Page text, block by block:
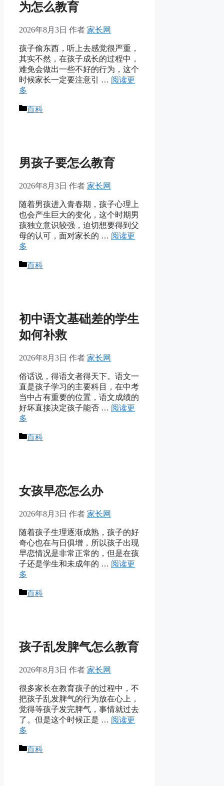
为怎么教育
2026年8月3日 作者 家长网
孩子偷东西，听上去感觉很严重，
其实不然，在孩子成长的过程中，
难免会做出一些不好的行为，这个
时候家长一定要注意引 … 阅读更
多
分
百科
男孩子要怎么教育
2026年8月3日 作者 家长网
随着男孩进入青春期，孩子心理上
也会产生巨大的变化，这个时期男
孩独立意识较强，迫切想要得到父
母的认可，面对家长的 … 阅读更
多
分
百科
初中语文基础差的学生
如何补救
2026年8月3日 作者 家长网
俗话说，得语文者得天下。语文一
直是孩子学习的主要科目，在中考
当中占有重要的位置，语文成绩的
好坏直接决定孩子能否 … 阅读更
多
分
百科
女孩早恋怎么办
2026年8月3日 作者 家长网
随着孩子生理逐渐成熟，孩子的好
奇心也在与日俱增，所以孩子出现
早恋情况是非常正常的，但是在孩
子还是学生和未成年的 … 阅读更
多
分
百科
孩子乱发脾气怎么教育
2026年8月3日 作者 家长网
很多家长在教育孩子的过程中，不
把孩子乱发脾气的行为放在心上，
觉得等孩子发完脾气，事情就过去
了。但是这个时候正是 … 阅读更
多
分
百科